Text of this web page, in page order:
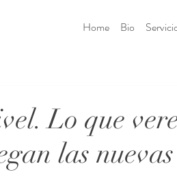
Home Bio
Lo que
las nuevas